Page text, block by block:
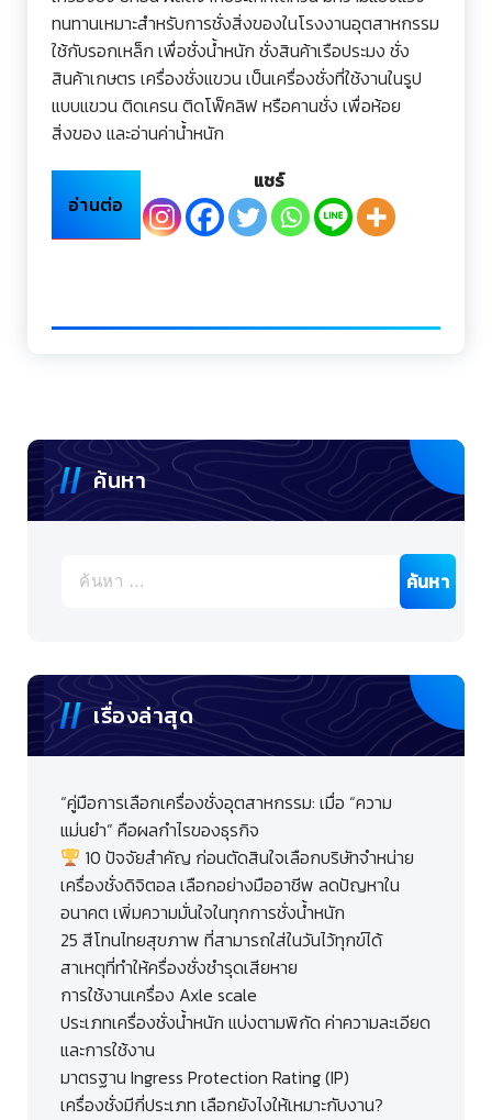
ทนทานเหมาะสำหรับการชั่งสิ่งของในโรงงานอุตสาหกรรม
ใช้กับรอกเหล็ก เพื่อชั่งน้ำหนัก ชั่งสินค้าเรือประมง ชั่ง
สินค้าเกษตร เครื่องชั่งแขวน เป็นเครื่องชั่งที่ใช้งานในรูป
แบบแขวน ติดเครน ติดโฟ็คลิฟ หรือคานชั่ง เพื่อห้อย
สิ่งของ และอ่านค่าน้ำหนัก
อ่านต่อ
แชร์
ค้นหา
ค้นหา
สำหรับ:
เรื่องล่าสุด
“คู่มือการเลือกเครื่องชั่งอุตสาหกรรม: เมื่อ “ความ
แม่นยำ” คือผลกำไรของธุรกิจ
10 ปัจจัยสำคัญ ก่อนตัดสินใจเลือกบริษัทจำหน่าย
เครื่องชั่งดิจิตอล เลือกอย่างมืออาชีพ ลดปัญหาใน
อนาคต เพิ่มความมั่นใจในทุกการชั่งน้ำหนัก
25 สีโทนไทยสุขภาพ ที่สามารถใส่ในวันไว้ทุกข์ได้
สาเหตุที่ทำให้ครื่องชั่งชำรุดเสียหาย
การใช้งานเครื่อง Axle scale
ประเภทเครื่องชั่งน้ำหนัก แบ่งตามพิกัด ค่าความละเอียด
และการใช้งาน
มาตรฐาน Ingress Protection Rating (IP)
เครื่องชั่งมีกี่ประเภท เลือกยังไงให้เหมาะกับงาน?